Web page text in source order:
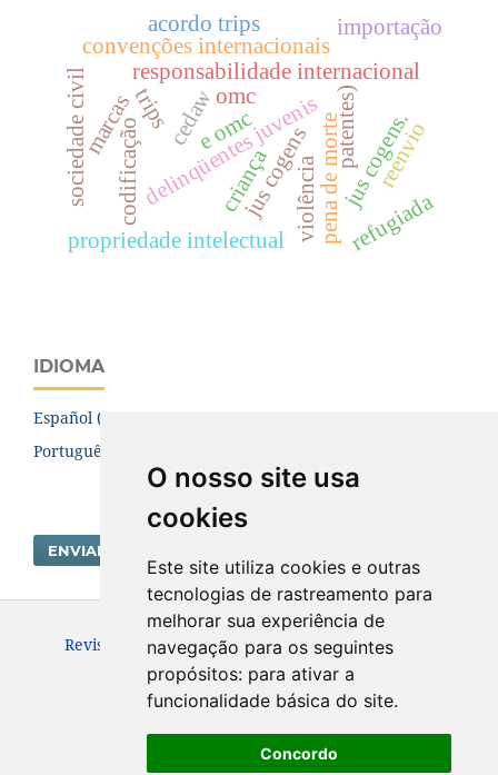
O nosso site usa
cookies
Este site utiliza cookies e outras
tecnologias de rastreamento para
melhorar sua experiência de
navegação para os seguintes
propósitos: para ativar a
funcionalidade básica do site.
Concordo
omc
jus cogens
trips
propriedade intelectual
responsabilidade internacional
delinqüentes juvenispena de morte
cedaw jus cogens.
criança
codificação
convenções internacionais
acordo trips
patentes)
importação
marcas
sociedade civil violência refugiada
reenvio
e omc
IDIOMA
Español (España)
Português (Brasil)
ENVIAR SUBMISSÃO
Revista Brasileira de Direito Internacional - RBDI.
ISSN: 1980-2587